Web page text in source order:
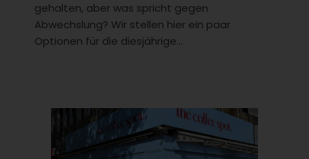
gehalten, aber was spricht gegen
Abwechslung? Wir stellen hier ein paar
Optionen für die diesjährige...